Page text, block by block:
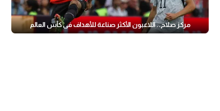
مركز صلاح.. اللاعبون الأكثر صناعة للأهداف في كأس العالم